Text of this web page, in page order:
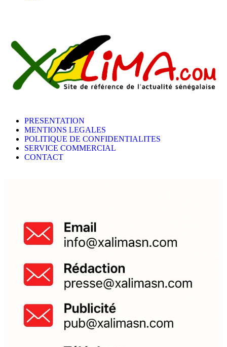
PRESENTATION
MENTIONS LEGALES
POLITIQUE DE CONFIDENTIALITES
SERVICE COMMERCIAL
CONTACT